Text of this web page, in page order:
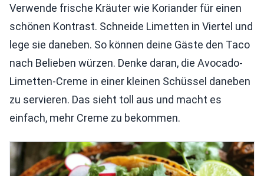
Verwende frische Kräuter wie Koriander für einen
schönen Kontrast. Schneide Limetten in Viertel und
lege sie daneben. So können deine Gäste den Taco
nach Belieben würzen. Denke daran, die Avocado-
Limetten-Creme in einer kleinen Schüssel daneben
zu servieren. Das sieht toll aus und macht es
einfach, mehr Creme zu bekommen.